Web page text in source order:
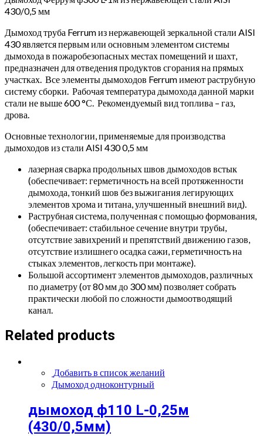
430/0,5 мм
Дымоход труба Ferrum из нержавеющей зеркальной стали AISI
430 является первым или основным элементом системы
дымохода в пожаробезопасных местах помещений и шахт,
предназначен для отведения продуктов сгорания на прямых
участках. Все элементы дымоходов Ferrum имеют раструбную
систему сборки. Рабочая температура дымохода данной марки
стали не выше 600 °С. Рекомендуемый вид топлива – газ,
дрова.
Основные технологии, применяемые для производства
дымоходов из стали AISI 430 0,5 мм
лазерная сварка продольных швов дымоходов встык
(обеспечивает: герметичность на всей протяженности
дымохода, тонкий шов без выжигания легирующих
элементов хрома и титана, улучшенный внешний вид).
Раструбная система, полученная с помощью формования,
(обеспечивает: стабильное сечение внутри трубы,
отсутствие завихрений и препятствий движению газов,
отсутствие излишнего осадка сажи, герметичность на
стыках элементов, легкость при монтаже).
Большой ассортимент элементов дымоходов, различных
по диаметру (от 80 мм до 300 мм) позволяет собрать
практически любой по сложности дымоотводящий
канал.
Related products
Добавить в список желаний
Дымоход одноконтурный
дымоход ф110 L-0,25м
(430/0,5мм)